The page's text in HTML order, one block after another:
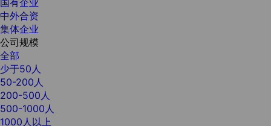
中外合资
集体企业
公司规模
全部
少于50人
50-200人
200-500人
500-1000人
1000人以上